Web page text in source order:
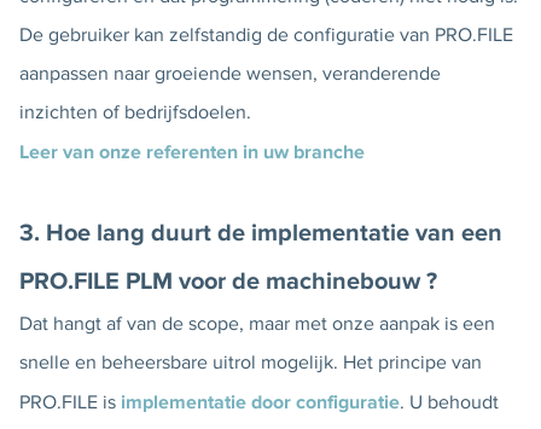
De gebruiker kan zelfstandig de configuratie van PRO.FILE
aanpassen naar groeiende wensen, veranderende
inzichten of bedrijfsdoelen.
Leer van onze referenten in uw branche
3. Hoe lang duurt de implementatie van een
PRO.FILE PLM voor de machinebouw ?
Dat hangt af van de scope, maar met onze aanpak is een
snelle en beheersbare uitrol mogelijk. Het principe van
PRO.FILE is implementatie door configuratie. U behoudt